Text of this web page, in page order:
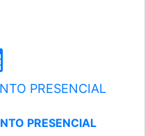
PRESENCIAL
PRESENCIAL